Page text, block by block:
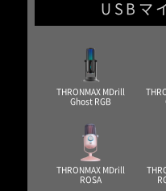
USBマ
THRONMAX MDrill
Ghost RGB
THRONMAX MDrill
ROSA